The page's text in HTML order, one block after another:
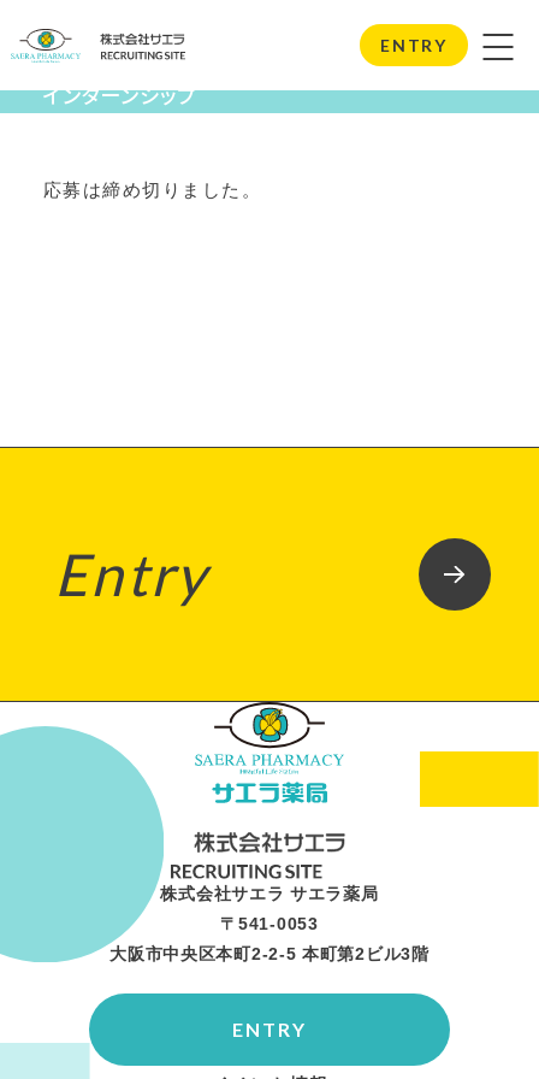
ENTRY
Internship
インターンシップ
応募は締め切りました。
Entry
株式会社サエラ サエラ薬局
〒541-0053
大阪市中央区本町2-2-5 本町第2ビル3階
ENTRY